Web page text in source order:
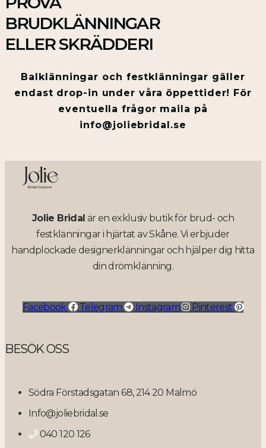
BRUDKLÄNNINGAR
ELLER SKRÄDDERI
Balklänningar och festklänningar gäller
endast drop-in under våra öppettider! För
eventuella frågor maila på
info@joliebridal.se
Jolie Bridal är en exklusiv butik för brud- och
festklänningar i hjärtat av Skåne. Vi erbjuder
handplockade designerklänningar och hjälper dig hitta
din drömklänning.
Facebook Telegram Instagram Pinterest
BESÖK OSS
Södra Förstadsgatan 68, 214 20 Malmö
Info@joliebridal.se
040 120 126